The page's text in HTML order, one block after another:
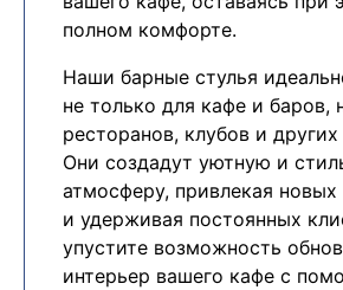
полном комфорте.
Наши барные стулья
не только для кафе и баров,
ресторанов, клубов и
Они создадут уютную и
атмосферу, привлекая новых
и удерживая постоянных
упустите возможность
интерьер вашего кафе с